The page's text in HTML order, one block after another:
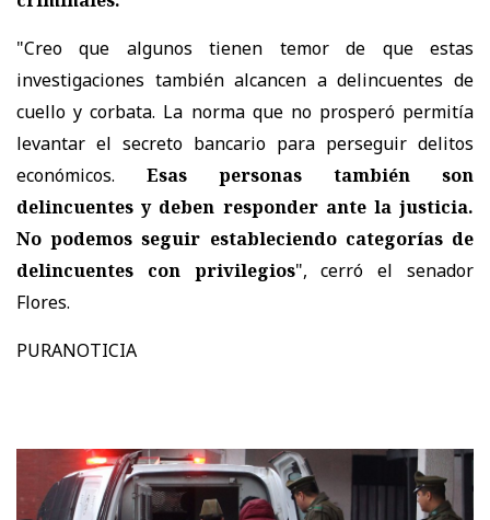
"Creo que algunos tienen temor de que estas
investigaciones también alcancen a delincuentes de
cuello y corbata. La norma que no prosperó permitía
levantar el secreto bancario para perseguir delitos
económicos. Esas personas también son
delincuentes y deben responder ante la justicia.
No podemos seguir estableciendo categorías de
delincuentes con privilegios", cerró el senador
Flores.
PURANOTICIA